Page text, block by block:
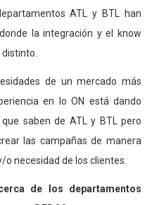
ATL y BTL han
la integración y el know
de un mercado más
en lo ON está dando
saben de ATL y BTL pero
las campañas de manera
necesidad de los clientes.
de los departamentos